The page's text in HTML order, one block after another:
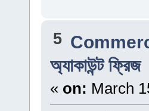
5
অ্যাকাউন্ট ফ্রিজ
« on: March